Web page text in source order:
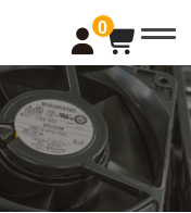
0
t
o
g
l
e
a
v
i
g